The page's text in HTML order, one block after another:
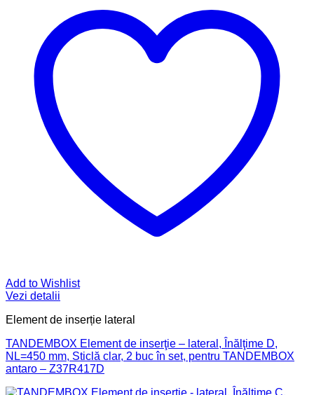
Add to Wishlist
Vezi detalii
Element de inserție lateral
TANDEMBOX Element de inserţie – lateral, Înălţime D,
NL=450 mm, Sticlă clar, 2 buc în set, pentru TANDEMBOX
antaro – Z37R417D